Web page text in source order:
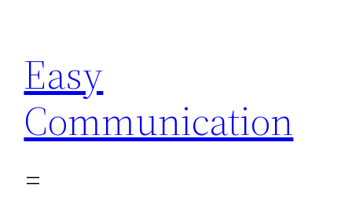
contenu
Easy
Communication